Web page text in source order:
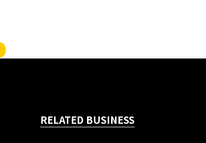
RELATED BUSINESS